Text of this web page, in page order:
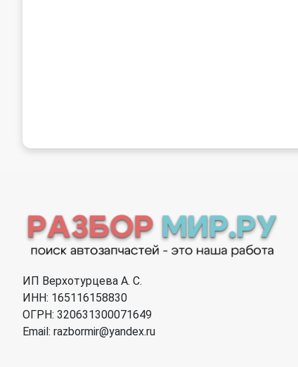
ИП Верхотурцева А. С.
ИНН: 165116158830
ОГРН: 320631300071649
Email: razbormir@yandex.ru